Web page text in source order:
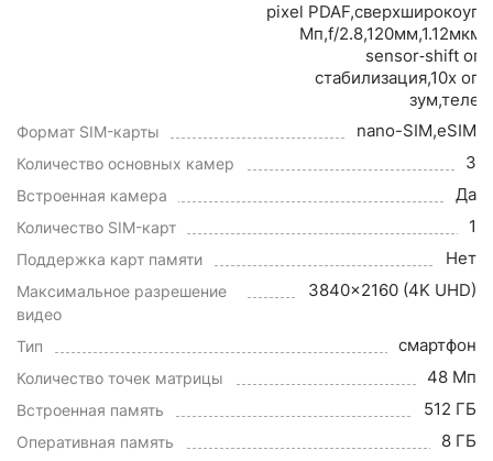
pixel
Мп,f/
sensor‑shift
стабилизация,10x
Формат SIM-карты nano-SIM,eSIM
Количество основных камер 3
Встроенная камера Да
Количество SIM-карт 1
Поддержка карт памяти Нет
Максимальное разрешение
видео
3840x2160 (4K UHD)
Тип смартфон
Количество точек матрицы 48 Мп
Встроенная память 512 ГБ
Оперативная память 8 ГБ